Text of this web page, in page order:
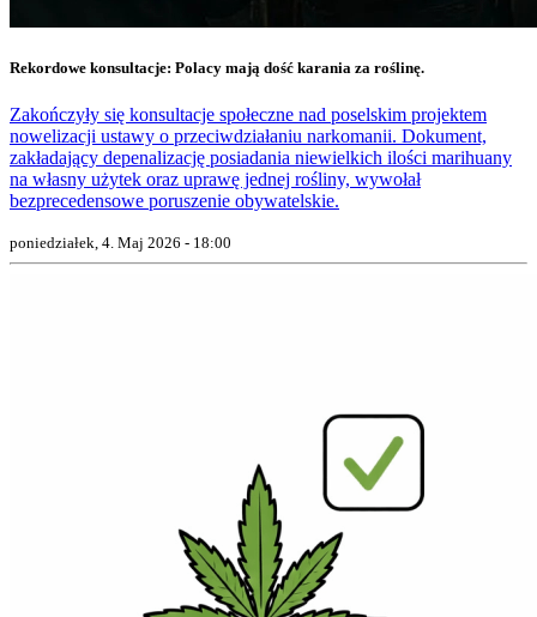
Rekordowe konsultacje: Polacy mają dość karania za roślinę.
Zakończyły się konsultacje społeczne nad poselskim projektem
nowelizacji ustawy o przeciwdziałaniu narkomanii. Dokument,
zakładający depenalizację posiadania niewielkich ilości marihuany
na własny użytek oraz uprawę jednej rośliny, wywołał
bezprecedensowe poruszenie obywatelskie.
poniedziałek, 4. Maj 2026 - 18:00